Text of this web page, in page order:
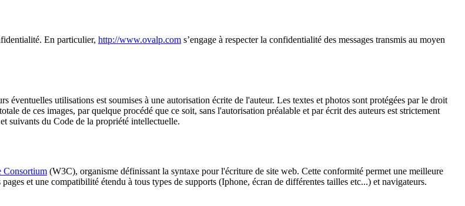
En particulier, http://www.ovalp.com s’engage à respecter la confidentialité des messages transmis au moyen
éventuelles utilisations est soumises à une autorisation écrite de l'auteur. Les textes et photos sont protégées par le droit
de ces images, par quelque procédé que ce soit, sans l'autorisation préalable et par écrit des auteurs est strictement
suivants du Code de la propriété intellectuelle.
Consortium (W3C), organisme définissant la syntaxe pour l'écriture de site web. Cette conformité permet une meilleure
et une compatibilité étendu à tous types de supports (Iphone, écran de différentes tailles etc...) et navigateurs.